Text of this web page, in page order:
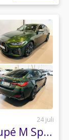
24 juli
BMW I4 M50 xDrive Gran Coupé M Sport *S/V-Hjul*